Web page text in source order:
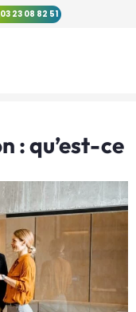
03 23 08 82 51
: qu’est-ce